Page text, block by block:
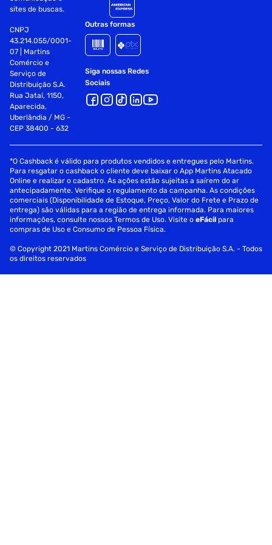
sites de buscas.
CNPJ
43.214.055/0001-
07 | Martins
Comércio e
Serviço de
Distribuição S.A.
Rua Jataí, 1150,
Aparecida,
Uberlândia / MG -
CEP 38400 - 632
Outras formas
Siga nossas Redes
Sociais
*O Cashback é válido para produtos vendidos e entregues pelo Martins.
Para resgatar o cashback o cliente deve baixar o App Martins Atacado
Online e realizar o cadastro. As ações estão sujeitas a saírem do ar
antecipadamente. Verifique o regulamento da campanha. As condições
comerciais (Disponibilidade de Estoque, Preço, Valor do Frete e Prazo de
entrega) são válidas para a região de entrega informada. Para maiores
informações, consulte nossos Termos de Uso. Visite oeFácil para
compras de Uso e Consumo de Pessoa Física.
© Copyright 2021 Martins Comércio e Serviço de Distribuição S.A. - Todos
os direitos reservados